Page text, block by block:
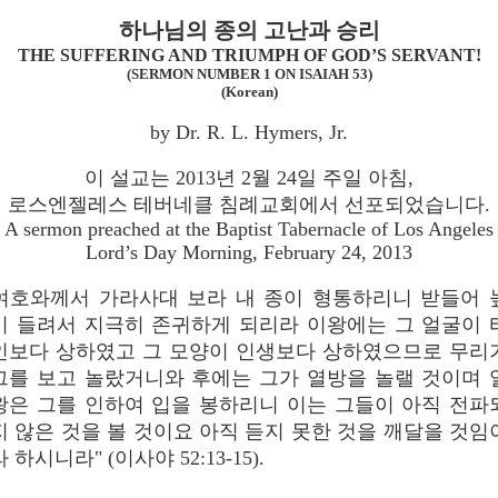
하나님의 종의 고난과 승리
THE SUFFERING AND TRIUMPH OF GOD’S SERVANT!
(SERMON NUMBER 1 ON ISAIAH 53)
(Korean)
by Dr. R. L. Hymers, Jr.
이 설교는 2013년 2월 24일 주일 아침,
로스엔젤레스 테버네클 침례교회에서 선포되었습니다.
A sermon preached at the Baptist Tabernacle of Los Angeles
Lord’s Day Morning, February 24, 2013
호와께서 가라사대 보라 내 종이 형통하리니 받들어
들려서 지극히 존귀하게 되리라 이왕에는 그 얼굴이
보다 상하였고 그 모양이 인생보다 상하였으므로 무리
를 보고 놀랐거니와 후에는 그가 열방을 놀랠 것이며
은 그를 인하여 입을 봉하리니 이는 그들이 아직 전파
않은 것을 볼 것이요 아직 듣지 못한 것을 깨달을 것임
하시니라" (이사야 52:13-15).